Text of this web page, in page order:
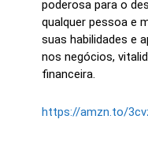
poderosa para o
qualquer pessoa e
suas habilidades e
nos negócios,
financeira.
https://amzn.to/